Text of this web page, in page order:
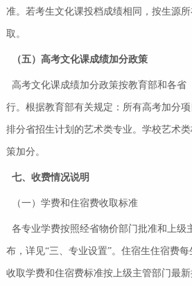
准。若考生文化课投档成绩相同，按生源
取。
（五）高考文化课成绩加分政策
高考文化课成绩加分政策按教育部和各省
行。根据教育部有关规定：所有高考加分
排分省招生计划的艺术类专业。学校艺术
策加分。
七、 收费情况说明
（一）学费和住宿费收取标准
各专业学费按照经省物价部门批准和上级
布，详见“三、专业设置”。住宿生住宿费
收取学费和住宿费标准按上级主管部门最新